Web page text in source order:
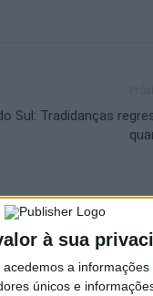
à sua
a
únicos e
Sul: Tradidanças